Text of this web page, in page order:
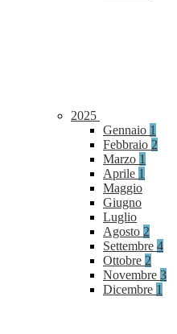
2025
Gennaio 1
Febbraio 2
Marzo 1
Aprile 1
Maggio
Giugno
Luglio
Agosto 2
Settembre 4
Ottobre 2
Novembre 3
Dicembre 1